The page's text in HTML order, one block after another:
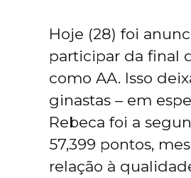
Hoje (28) foi
participar da final
como AA. Isso
ginastas – em
Rebeca foi a
57,399 pontos,
relação à